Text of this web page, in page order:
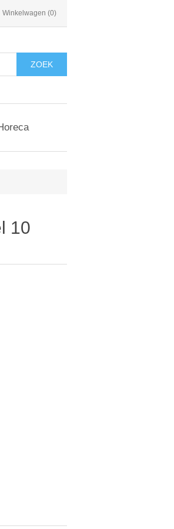
Winkelwagen (0)
10